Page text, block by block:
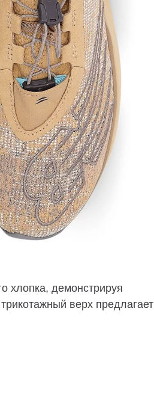
хлопка, демонстрируя
верх предлагает